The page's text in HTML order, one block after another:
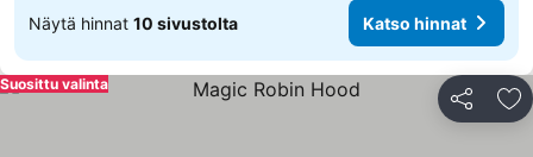
Näytä hinnat 10 sivustolta Katso hinnat
Jaa
Suosittu valinta